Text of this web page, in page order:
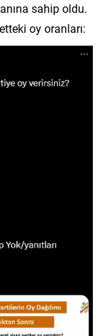
sahip oldu.
oy oranları: